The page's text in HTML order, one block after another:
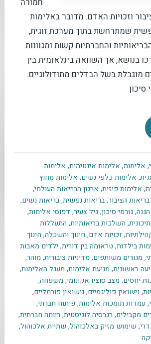
וזכויות האדם. מדובר באלימות
שמתרחשת בתוך מערכת זוגית,
והחברתיות קשות ומגוונות.
בנושא, אך השוואה בינלאומית בין
מוגבלת בשל הבדלים מתודולוגיים.
סיכון
, אלימות, אלימות אינטימית, אלימות
, אלימות כלפי נשים, אלימות מחוץ
, אלימות פיזית, ארגון הבריאות העולמי,
בריאות הציבור,בריאות נפשית,בריאות נשים,
,גורמי סיכון,גיל צעיר, דפוסי אלימות,
, השלכות בריאותיות, התעללות
, זכויות אדם, חינוך והשכלה, חינוך
בילדות, טראומה בין דורית, ילדים מאבות
, מגורים משותפים, מדיניות ציבורית, מוהר,
ראשונית, מניעת אלימות, מעגל האלימות,
יחסים, מצב סוציו אקונומי, משפחה,
, נישואין פוליגמיים, נישואין פורמליים,
, עמדות תומכות אלימות, פיתוח חברתי,
מקבילים, רגרסיה לוגיסטית, רווחה חברתית,
, שימוש מזיק באלכוהול, שתיית אלכוהול,